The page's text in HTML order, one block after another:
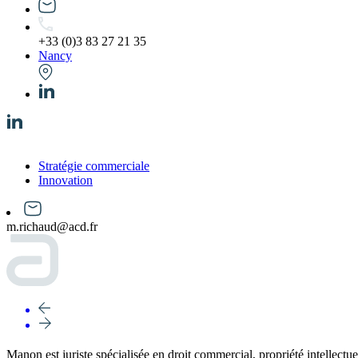
+33 (0)3 83 27 21 35
Nancy
Stratégie commerciale
Innovation
m.richaud@acd.fr
Manon est juriste spécialisée en droit commercial, propriété